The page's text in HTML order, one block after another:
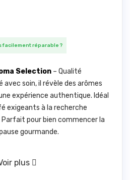
facilement réparable ?
Selection – Qualité
avec soin, il révèle des arômes
expérience authentique. Idéal
exigeants à la recherche
pour bien commencer la
gourmande.
plus